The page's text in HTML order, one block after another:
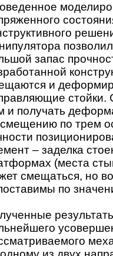
запас
и
стойки.
и получать
по трем
– заделка
(места
смещаться, но
по